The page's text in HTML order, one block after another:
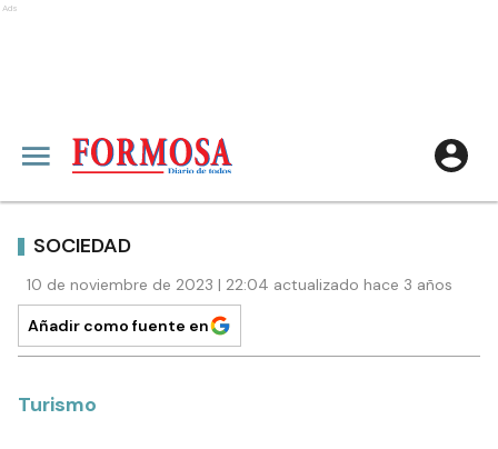
Ads
SOCIEDAD
10 de noviembre de 2023 | 22:04 actualizado hace 3 años
Añadir como fuente en
Turismo